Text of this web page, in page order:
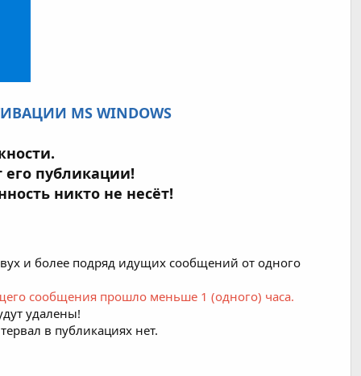
MS WINDOWS
его публикации!
никто не несёт!
и более подряд идущих сообщений от одного
сообщения прошло меньше 1 (одного) часа.
удалены!
в публикациях нет.